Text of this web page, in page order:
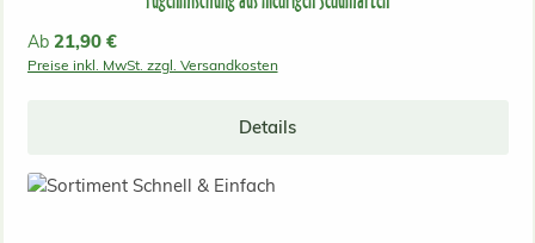
Regulärer Preis:
Ab 21,90 €
Preise inkl. MwSt. zzgl. Versandkosten
Details